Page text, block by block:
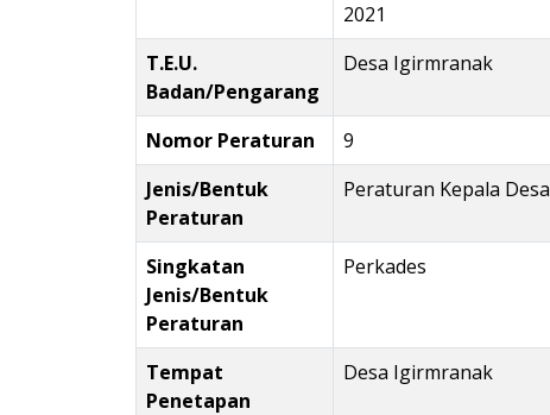
2021
T.E.U.
Badan/Pengarang
Desa Igirmranak
Nomor Peraturan
9
Jenis/Bentuk
Peraturan
Peraturan Kepala Desa
Singkatan
Jenis/Bentuk
Peraturan
Perkades
Tempat
Penetapan
Desa Igirmranak